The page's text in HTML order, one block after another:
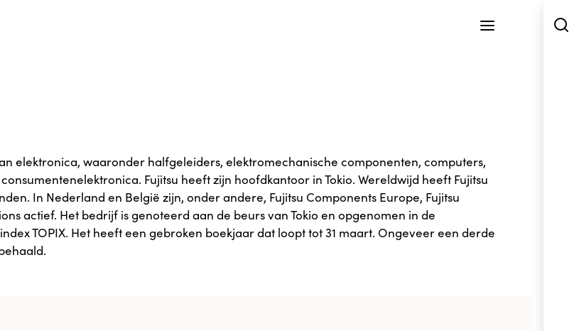
elektronica, waaronder halfgeleiders, elektromechanische componenten, computers,
Fujitsu heeft zijn hoofdkantoor in Tokio. Wereldwijd heeft Fujitsu
In Nederland en België zijn, onder andere, Fujitsu Components Europe, Fujitsu
actief. Het bedrijf is genoteerd aan de beurs van Tokio en opgenomen in de
TOPIX. Het heeft een gebroken boekjaar dat loopt tot 31 maart. Ongeveer een derde